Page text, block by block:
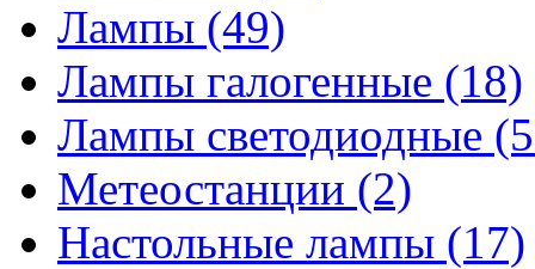
Лампы (49)
Лампы галогенные (18)
Лампы светодиодные
Метеостанции (2)
Настольные лампы (17)